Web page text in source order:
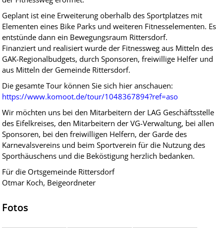
Geplant ist eine Erweiterung oberhalb des Sportplatzes mit
Elementen eines Bike Parks und weiteren Fitnesselementen. Es
entstünde dann ein Bewegungsraum Rittersdorf.
Finanziert und realisiert wurde der Fitnessweg aus Mitteln des
GAK-Regionalbudgets, durch Sponsoren, freiwillige Helfer und
aus Mitteln der Gemeinde Rittersdorf.
Die gesamte Tour können Sie sich hier anschauen:
https://www.komoot.de/tour/1048367894?ref=aso
Wir möchten uns bei den Mitarbeitern der LAG Geschäftsstelle
des Eifelkreises, den Mitarbeitern der VG-Verwaltung, bei allen
Sponsoren, bei den freiwilligen Helfern, der Garde des
Karnevalsvereins und beim Sportverein für die Nutzung des
Sporthäuschens und die Beköstigung herzlich bedanken.
Für die Ortsgemeinde Rittersdorf
Otmar Koch, Beigeordneter
Fotos